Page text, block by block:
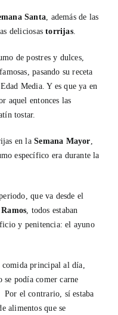
Santa, además de las
deliciosastorrijas.
de postres y dulces,
pasando su receta
Media. Y es que ya en
aquel entonces las
tostar.
en laSemana Mayor,
específico era durante la
que va desde el
, todos estaban
y penitencia: el ayuno
comida principal al día,
se podía comer carne
Por el contrario, sí estaba
alimentos que se